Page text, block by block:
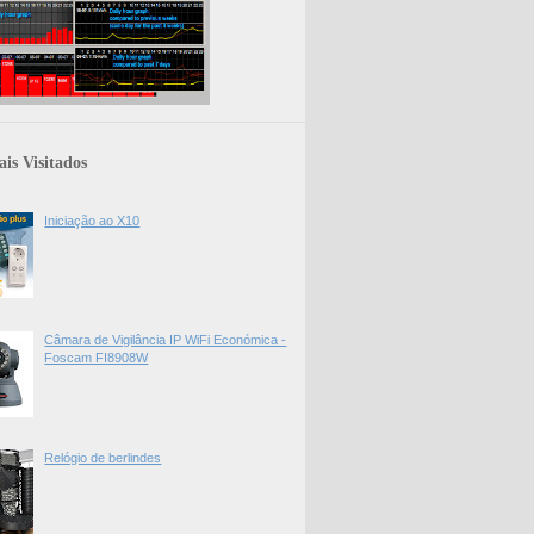
Visitados
Iniciação ao X10
Câmara de Vigilância IP WiFi Económica -
Foscam FI8908W
Relógio de berlindes